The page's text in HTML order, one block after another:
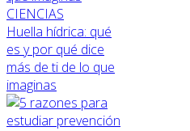
CIENCIAS
Huella hídrica: qué
es y por qué dice
más de ti de lo que
imaginas